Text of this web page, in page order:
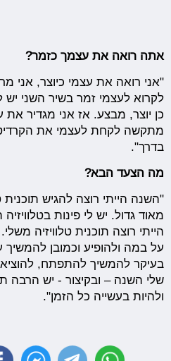
אתה רואה את עצמך כזמר?
"אני רואה את עצמי כיוצר, אני
לקרוא לעצמי זמר בשיר השני יש
כן יוצר, מבצע. אז אני מגדיר את
מתקשה לקחת לעצמי את
בדרך".
מה הצעד הבא?
"השנה הייתי רוצה להגיש תוכנית
מאוד גדול. יש לי פינות בטלוויזיה
הייתי רוצה תוכנית טלוויזיה
על במה ולהופיע וכמובן
בעיקר להמשיך להתפתח,
שלי השנה – ובקיצור - יש הרבה
ולהיות בעשייה כל הזמן".